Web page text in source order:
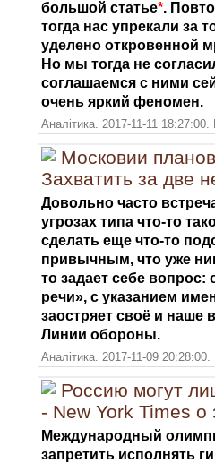
большой статье*.
тогда нас упрекали за
уделено откровенной
Но мы тогда не
соглашаемся с ними
очень яркий феномен.
Аналітика. 2017-11-11
Московии
Захватить за две
Довольно часто
угрозах типа что-то
сделать еще что-то
привычным, что уже
то задает себе вопрос:
речи», с указанием
заостряет своё и наше
Линии обороны.
Аналітика. 2017-11-09
Россию могут
- New York Times
Международный
запретить исполнять